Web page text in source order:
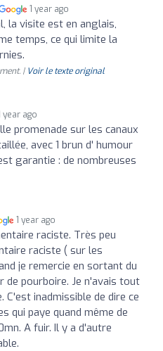
1 year ago
la visite est en anglais,
temps, ce qui limite la
| Voir le texte original
year ago
promenade sur les canaux
avec 1 brun d' humour
garantie : de nombreuses
1 year ago
raciste. Très peu
raciste ( sur les
je remercie en sortant du
de pourboire. Je n'avais tout
C'est inadmissible de dire ce
qui paye quand même de
A fuir. Il y a d'autre